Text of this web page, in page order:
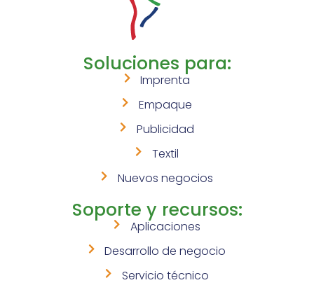
Soluciones para:
Imprenta
Empaque
Publicidad
Textil
Nuevos negocios
Soporte y recursos:
Aplicaciones
Desarrollo de negocio
Servicio técnico